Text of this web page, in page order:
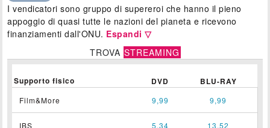
I vendicatori sono gruppo di supereroi che hanno il pieno
appoggio di quasi tutte le nazioni del pianeta e ricevono
finanziamenti dall'ONU. Espandi ▽
TROVA STREAMING
Supporto fisico DVD BLU-RAY
Film&More 9,99 9,99
IBS 5,34 13,52